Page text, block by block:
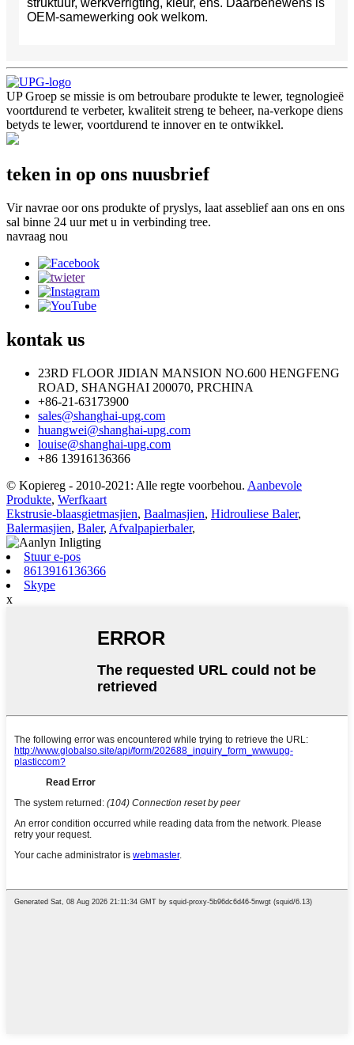
struktuur, werkverrigting, kleur, ens. Daarbenewens is
OEM-samewerking ook welkom.
UP Groep se missie is om betroubare produkte te lewer, tegnologieë
voortdurend te verbeter, kwaliteit streng te beheer, na-verkope diens
betyds te lewer, voortdurend te innover en te ontwikkel.
teken in op ons nuusbrief
Vir navrae oor ons produkte of pryslys, laat asseblief aan ons en ons
sal binne 24 uur met u in verbinding tree.
navraag nou
kontak us
23RD FLOOR JIDIAN MANSION NO.600 HENGFENG
ROAD, SHANGHAI 200070, PRCHINA
+86-21-63173900
sales@shanghai-upg.com
huangwei@shanghai-upg.com
louise@shanghai-upg.com
+86 13916136366
© Kopiereg - 2010-2021: Alle regte voorbehou. Aanbevole
Produkte, Werfkaart
Ekstrusie-blaasgietmasjien, Baalmasjien, Hidrouliese Baler,
Balermasjien, Baler, Afvalpapierbaler,
Stuur e-pos
8613916136366
Skype
x